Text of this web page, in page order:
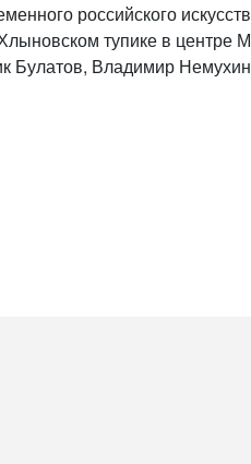
российского
тупике в
Булатов, Владимир